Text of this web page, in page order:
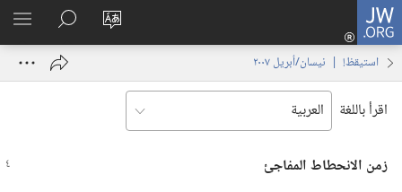
JW.ORG
تغيير
الموقع
تسجيل
الدخول
نافذة
البحث
في
JW.‎ORG
استيقظ‏!‏ | ‏‎نيسان/أبريل‏ ‏‎٢٠٠٧‏
اقرأ باللغة
زمن الانحطاط المفاجئ